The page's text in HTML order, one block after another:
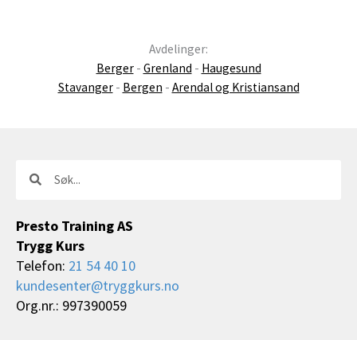
Avdelinger:
Berger- Grenland - Haugesund
Stavanger- Bergen - Arendal og Kristiansand
Søk
Presto Training AS
Trygg Kurs
Telefon: 21 54 40 10
kundesenter@tryggkurs.no
Org.nr.: 997390059